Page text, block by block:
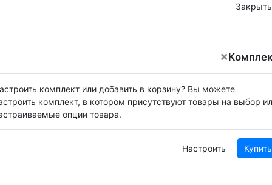
Закрыть
×
комплект или добавить в корзину? Вы можете
комплект, в котором присутствуют товары на выбор
опции товара.
Настроить Купить